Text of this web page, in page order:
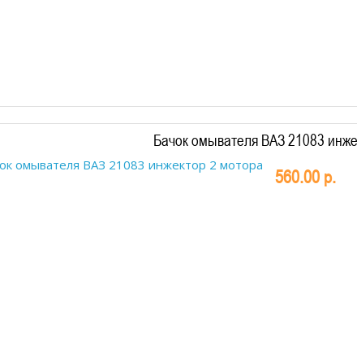
Бачок омывателя ВАЗ 21083
560.00 р.